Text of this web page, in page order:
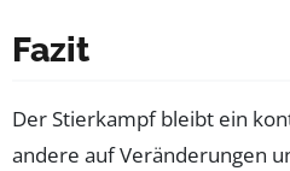
Fazit
Der Stierkampf bleibt ein
andere auf Veränderungen